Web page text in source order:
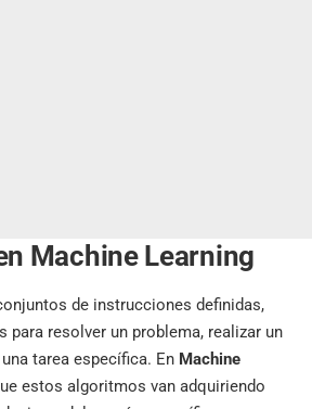
Machine Learning
de instrucciones definidas,
para resolver un problema, realizar un
tarea específica. En Machine
estos algoritmos van adquiriendo